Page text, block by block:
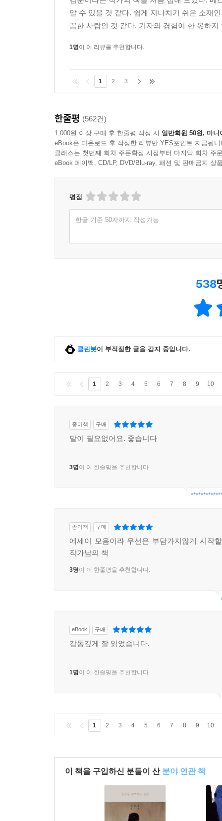
알 수 있을 것 같다. 쉽게 지나치기 쉬운 소재
꼼한 사람인 것 같다. 기자의 경험이 한 몫하
1명이 이 리뷰를 추천합니다.
1 2 3
한줄평 (562건)
1,000원 이상 구매 후 한줄평 작성 시 일반회원 50원, 마니
eBook은 다운로드 후 작성한 리뷰만 YES포인트 지급됩니
클래스는 첫번째 회차 주문확정 시점부터 마지막 회차 주
eBook 페이백, CD/LP, DVD/Blu-ray, 패션 및 판매금지 상
평점
한글 기준 50자까지 작성가능
538
클린봇이 부적절한 글을 감지 중입니다.
1 2 3 4 5 6 7 8 9 10
종이책 구매
말이 필요없어요. 좋습니다
3명이 이 한줄평을 추천합니다.
종이책 구매
에세이 모음이라 우선은 부담가지않게 시작
작가남의 책
3명이 이 한줄평을 추천합니다.
eBook 구매
감동깊게 잘 읽었습니다.
1명이 이 한줄평을 추천합니다.
1 2 3 4 5 6 7 8 9 10
이 책을 구입하신 분들이 산 분야 연관 책